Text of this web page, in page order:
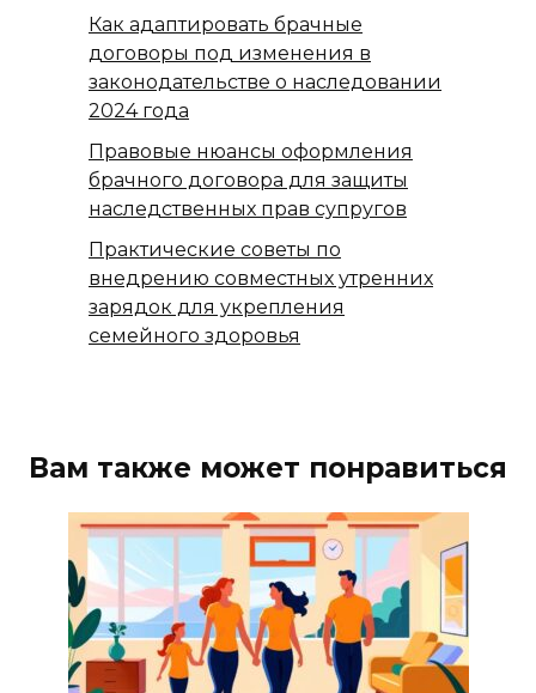
Как адаптировать брачные
договоры под изменения в
законодательстве о наследовании
2024 года
Правовые нюансы оформления
брачного договора для защиты
наследственных прав супругов
Практические советы по
внедрению совместных утренних
зарядок для укрепления
семейного здоровья
Вам также может понравиться